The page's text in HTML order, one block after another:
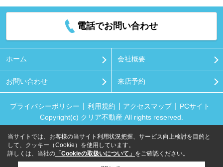
電話でお問い合わせ
ホーム 会社概要
お問い合わせ 来店予約
プライバシーポリシー 利用規約 アクセスマップ
PCサイト
Copyright(c) クリア不動産 All rights reserved.
当サイトでは、お客様の当サイト利用状況把握、サービス向上検討を目的と
して、クッキー（Cookie）を使用しています。
詳しくは、当社の 「Cookieの取扱いについて」 をご確認ください。